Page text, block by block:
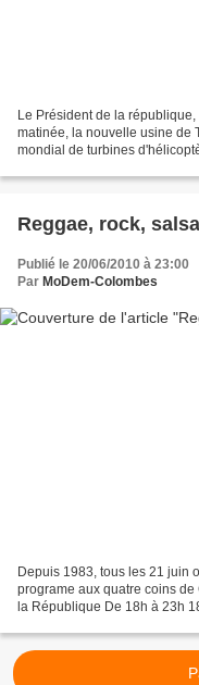
Le Président de la
matinée, la nouvelle usine de
mondial de turbines
Reggae, rock,
Publié le 20/06/2010 à 23:00
Par MoDem-Colombes
Depuis 1983, tous les 21 juin
programe aux quatre coins
la République De 18h à 23h